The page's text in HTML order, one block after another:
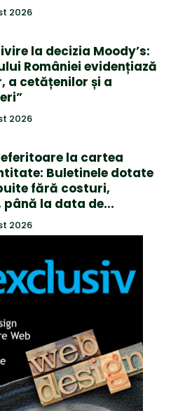
2026
la decizia Moody’s:
României evidențiază
a cetățenilor și a
2026
la cartea
Buletinele dotate
fără costuri,
până la data de...
2026